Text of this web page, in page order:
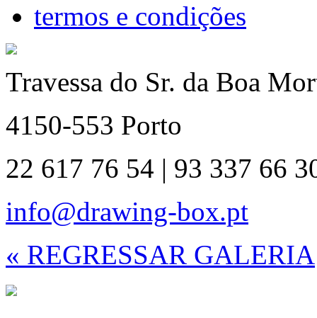
termos e condições
Travessa do Sr. da Boa
4150-553 Porto
22 617 76 54 | 93 337 66
info@drawing-box.pt
« REGRESSAR GALERIA